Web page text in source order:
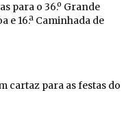
para o 36.º Grande
e 16.ª Caminhada de
cartaz para as festas do